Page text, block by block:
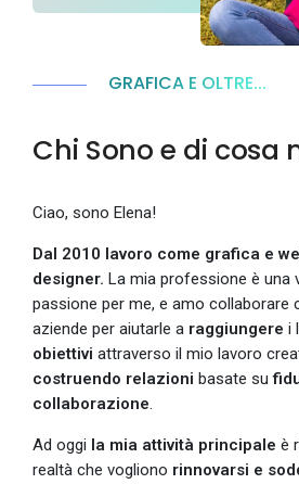
GRAFICA E OLTRE...
Chi Sono e di cosa
Ciao, sono Elena!
Dal 2010 lavoro come grafica e
designer. La mia professione è una
passione per me, e amo collaborare
aziende per aiutarle a raggiungere i
obiettivi attraverso il mio lavoro
costruendo relazioni basate su
collaborazione.
Ad oggi la mia attività principale è
realtà che vogliono rinnovarsi e